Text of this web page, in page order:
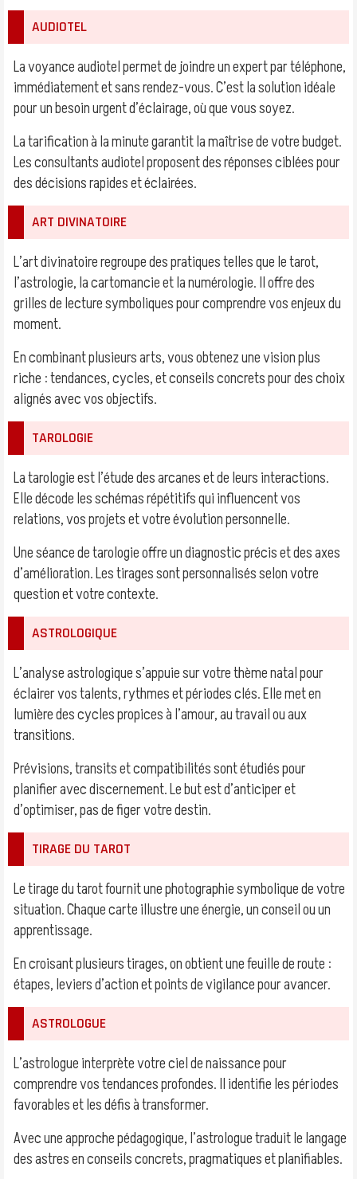
AUDIOTEL
La voyance audiotel permet de joindre un expert par téléphone,
immédiatement et sans rendez-vous. C’est la solution idéale
pour un besoin urgent d’éclairage, où que vous soyez.
La tarification à la minute garantit la maîtrise de votre budget.
Les consultants audiotel proposent des réponses ciblées pour
des décisions rapides et éclairées.
ART DIVINATOIRE
L’art divinatoire regroupe des pratiques telles que le tarot,
l’astrologie, la cartomancie et la numérologie. Il offre des
grilles de lecture symboliques pour comprendre vos enjeux du
moment.
En combinant plusieurs arts, vous obtenez une vision plus
riche : tendances, cycles, et conseils concrets pour des choix
alignés avec vos objectifs.
TAROLOGIE
La tarologie est l’étude des arcanes et de leurs interactions.
Elle décode les schémas répétitifs qui influencent vos
relations, vos projets et votre évolution personnelle.
Une séance de tarologie offre un diagnostic précis et des axes
d’amélioration. Les tirages sont personnalisés selon votre
question et votre contexte.
ASTROLOGIQUE
L’analyse astrologique s’appuie sur votre thème natal pour
éclairer vos talents, rythmes et périodes clés. Elle met en
lumière des cycles propices à l’amour, au travail ou aux
transitions.
Prévisions, transits et compatibilités sont étudiés pour
planifier avec discernement. Le but est d’anticiper et
d’optimiser, pas de figer votre destin.
TIRAGE DU TAROT
Le tirage du tarot fournit une photographie symbolique de votre
situation. Chaque carte illustre une énergie, un conseil ou un
apprentissage.
En croisant plusieurs tirages, on obtient une feuille de route :
étapes, leviers d’action et points de vigilance pour avancer.
ASTROLOGUE
L’astrologue interprète votre ciel de naissance pour
comprendre vos tendances profondes. Il identifie les périodes
favorables et les défis à transformer.
Avec une approche pédagogique, l’astrologue traduit le langage
des astres en conseils concrets, pragmatiques et planifiables.